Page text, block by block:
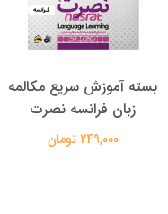
بسته آموزش سریع مکالمه
زبان فرانسه نصرت
249,000 تومان